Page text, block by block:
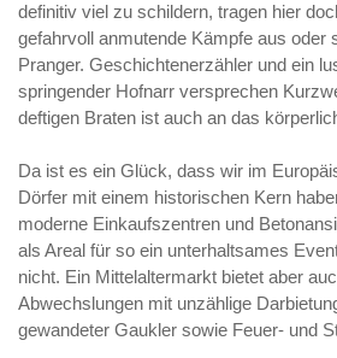
definitiv viel zu schildern, tragen hier
gefahrvoll anmutende Kämpfe aus oder
Pranger. Geschichtenerzähler und ein
springender Hofnarr versprechen
deftigen Braten ist auch an das
Da ist es ein Glück, dass wir im
Dörfer mit einem historischen Kern
moderne Einkaufszentren und
als Areal für so ein unterhaltsames
nicht. Ein Mittelaltermarkt bietet aber
Abwechslungen mit unzählige
gewandeter Gaukler sowie Feuer- und